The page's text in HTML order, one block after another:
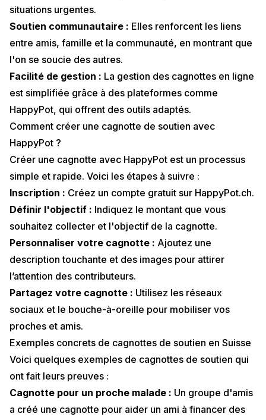
situations urgentes.
Soutien communautaire : Elles renforcent les liens
entre amis, famille et la communauté, en montrant que
l'on se soucie des autres.
Facilité de gestion : La gestion des cagnottes en ligne
est simplifiée grâce à des plateformes comme
HappyPot, qui offrent des outils adaptés.
Comment créer une cagnotte de soutien avec
HappyPot ?
Créer une cagnotte avec HappyPot est un processus
simple et rapide. Voici les étapes à suivre :
Inscription : Créez un compte gratuit sur HappyPot.ch.
Définir l'objectif : Indiquez le montant que vous
souhaitez collecter et l'objectif de la cagnotte.
Personnaliser votre cagnotte : Ajoutez une
description touchante et des images pour attirer
l’attention des contributeurs.
Partagez votre cagnotte : Utilisez les réseaux
sociaux et le bouche-à-oreille pour mobiliser vos
proches et amis.
Exemples concrets de cagnottes de soutien en Suisse
Voici quelques exemples de cagnottes de soutien qui
ont fait leurs preuves :
Cagnotte pour un proche malade : Un groupe d'amis
a créé une cagnotte pour aider un ami à financer des